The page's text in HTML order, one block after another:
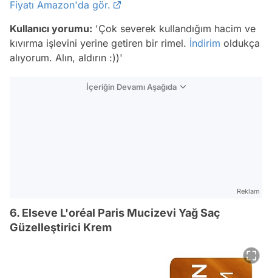
Fiyatı Amazon'da gör.
Kullanıcı yorumu: 'Çok severek kullandığım hacim ve
kıvırma işlevini yerine getiren bir rimel. İndirim oldukça
alıyorum. Alın, aldırın :))'
İçeriğin Devamı Aşağıda
Reklam
6. Elseve L'oréal Paris Mucizevi Yağ Saç
Güzelleştirici Krem